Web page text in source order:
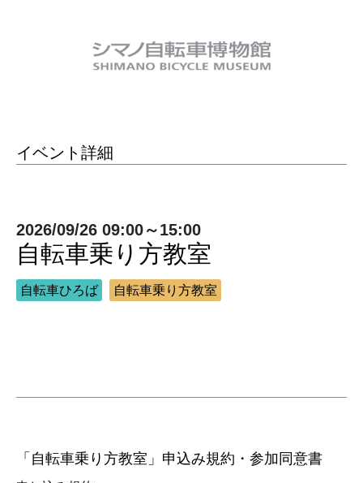
イベント詳細
2026/09/26 09:00～15:00
自転車乗り方教室
自転車ひろば 自転車乗り方教室
「自転車乗り方教室」申込み規約・参加同意書